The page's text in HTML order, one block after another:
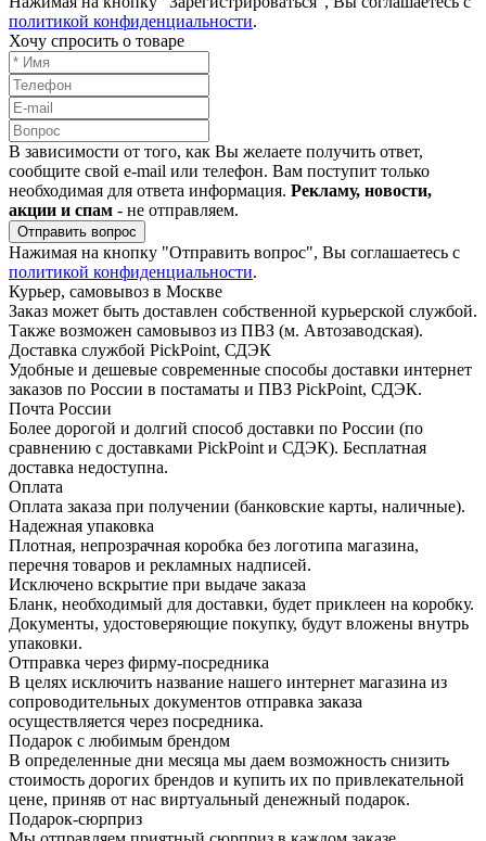
политикой конфиденциальности.
Хочу спросить о товаре
В зависимости от того, как Вы желаете получить ответ,
сообщите свой e-mail или телефон. Вам поступит только
необходимая для ответа информация. Рекламу, новости,
акции и спам - не отправляем.
Отправить вопрос
Нажимая на кнопку "Отправить вопрос", Вы соглашаетесь с
политикой конфиденциальности.
Курьер, самовывоз в Москве
Заказ может быть доставлен собственной курьерской службой.
Также возможен самовывоз из ПВЗ (м. Автозаводская).
Доставка службой PickPoint, СДЭК
Удобные и дешевые современные способы доставки интернет
заказов по России в постаматы и ПВЗ PickPoint, СДЭК.
Почта России
Более дорогой и долгий способ доставки по России (по
сравнению с доставками PickPoint и СДЭК). Бесплатная
доставка недоступна.
Оплата
Оплата заказа при получении (банковские карты, наличные).
Надежная упаковка
Плотная, непрозрачная коробка без логотипа магазина,
перечня товаров и рекламных надписей.
Исключено вскрытие при выдаче заказа
Бланк, необходимый для доставки, будет приклеен на коробку.
Документы, удостоверяющие покупку, будут вложены внутрь
упаковки.
Отправка через фирму-посредника
В целях исключить название нашего интернет магазина из
сопроводительных документов отправка заказа
осуществляется через посредника.
Подарок с любимым брендом
В определенные дни месяца мы даем возможность снизить
стоимость дорогих брендов и купить их по привлекательной
цене, приняв от нас виртуальный денежный подарок.
Подарoк-сюрприз